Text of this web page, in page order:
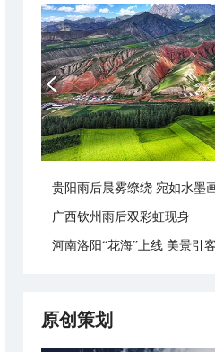
贵阳雨后晨雾缭绕 宛如水墨
广西钦州雨后双彩虹现身
河南洛阳“花海”上线 美景引
原创策划